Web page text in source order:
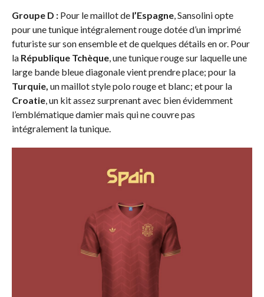
Groupe D : Pour le maillot de l’Espagne, Sansolini opte
pour une tunique intégralement rouge dotée d’un imprimé
futuriste sur son ensemble et de quelques détails en or. Pour
la République Tchèque, une tunique rouge sur laquelle une
large bande bleue diagonale vient prendre place; pour la
Turquie, un maillot style polo rouge et blanc; et pour la
Croatie, un kit assez surprenant avec bien évidemment
l’emblématique damier mais qui ne couvre pas
intégralement la tunique.